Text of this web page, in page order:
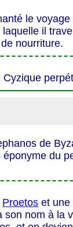
le
il
nourriture.
de
du
Proetos et une
nom à la